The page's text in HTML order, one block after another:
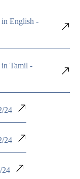
English -
Tamil -
24
24
24